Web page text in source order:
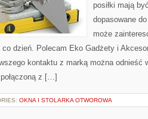
posiłki mają
dopasowane
może
co dzień. Polecam Eko Gadżety i
kontaktu z marką można odnieść
z […]
OKNA I STOLARKA OTWOROWA